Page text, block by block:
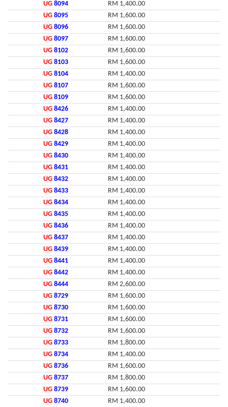
UG 8094
RM 1,400.00
UG 8095
RM 1,600.00
UG 8096
RM 1,600.00
UG 8097
RM 1,600.00
UG 8102
RM 1,600.00
UG 8103
RM 1,600.00
UG 8104
RM 1,400.00
UG 8107
RM 1,600.00
UG 8109
RM 1,600.00
UG 8426
RM 1,400.00
UG 8427
RM 1,400.00
UG 8428
RM 1,400.00
UG 8429
RM 1,400.00
UG 8430
RM 1,400.00
UG 8431
RM 1,400.00
UG 8432
RM 1,400.00
UG 8433
RM 1,400.00
UG 8434
RM 1,400.00
UG 8435
RM 1,400.00
UG 8436
RM 1,400.00
UG 8437
RM 1,400.00
UG 8439
RM 1,400.00
UG 8441
RM 1,400.00
UG 8442
RM 1,400.00
UG 8444
RM 2,600.00
UG 8729
RM 1,600.00
UG 8730
RM 1,600.00
UG 8731
RM 1,600.00
UG 8732
RM 1,600.00
UG 8733
RM 1,800.00
UG 8734
RM 1,400.00
UG 8736
RM 1,600.00
UG 8737
RM 1,800.00
UG 8739
RM 1,600.00
UG 8740
RM 1,400.00